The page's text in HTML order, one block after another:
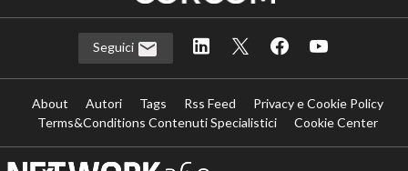
Seguici
About Autori Tags Rss Feed
Privacy e Cookie Policy
Terms&Conditions Contenuti Specialistici
Cookie Center